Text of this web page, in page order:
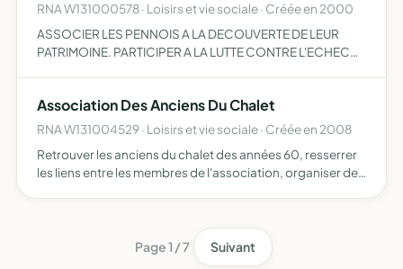
RNA W131000578 · Loisirs et vie sociale · Créée en 2000
ASSOCIER LES PENNOIS A LA DECOUVERTE DE LEUR
PATRIMOINE. PARTICIPER A LA LUTTE CONTRE L'ECHEC
Association Des Anciens Du Chalet
RNA W131004529 · Loisirs et vie sociale · Créée en 2008
Retrouver les anciens du chalet des années 60, resserrer
les liens entre les membres de l'association, organiser des
Page 1 / 7 Suivant